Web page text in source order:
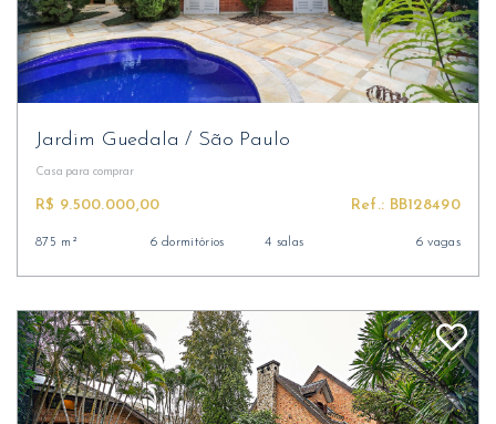
Jardim Guedala/ São Paulo
Casa para comprar
R$ 9.500.000,00 Ref.: BB128490
875 m² 6 dormitórios 4 salas 6 vagas